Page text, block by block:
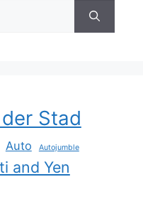
Stad
Auto Autojumble
and Yen